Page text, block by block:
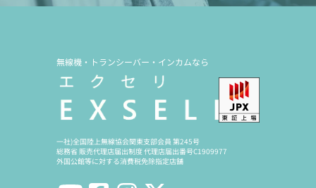
無線機・トランシーバー・インカムなら
一社)全国陸上無線協会関東支部会員 第245号
総務省 販売代理店届出制度 代理店届出番号C1909977
外国公館等に対する消費税免除指定店舗